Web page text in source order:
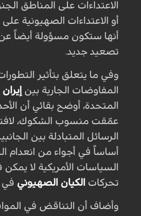
الاعتداءات على المناطق
أو الاعتداءات الصهيونية على
أنها ستكون مسؤولة أيضاً
تصعيد جديد.
وفي ما يتعلق بتأثير
المفاوضات الجارية بين إيران
المتحدة، أوضح بقائي أن
عمّقت منسوب الشكوك،
الرسائل المتبادلة بين
أساساً في أجواء من انعدام
السياسات الأمريكية لا
تحركات الكيان الصهيوني في
وأضاف أن التناقض في